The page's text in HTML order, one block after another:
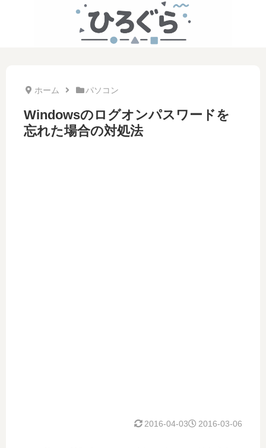
ホーム パソコン
Windowsのログオンパスワードを
忘れた場合の対処法
2016-03-06
2016-04-03